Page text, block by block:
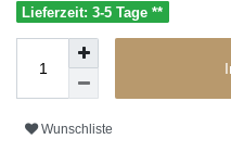
Lieferzeit: 3-5 Tage **
Wunschliste